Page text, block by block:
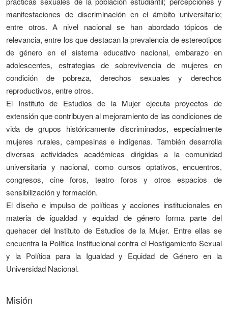
manifestaciones de discriminación en el ámbito universitario;
entre otros. A nivel nacional se han abordado tópicos de
relevancia, entre los que destacan la prevalencia de estereotipos
de género en el sistema educativo nacional, embarazo en
adolescentes, estrategias de sobrevivencia de mujeres en
condición de pobreza, derechos sexuales y derechos
reproductivos, entre otros.
El Instituto de Estudios de la Mujer ejecuta proyectos de
extensión que contribuyen al mejoramiento de las condiciones de
vida de grupos históricamente discriminados, especialmente
mujeres rurales, campesinas e indígenas. También desarrolla
diversas actividades académicas dirigidas a la comunidad
universitaria y nacional, como cursos optativos, encuentros,
congresos, cine foros, teatro foros y otros espacios de
sensibilización y formación.
El diseño e impulso de políticas y acciones institucionales en
materia de igualdad y equidad de género forma parte del
quehacer del Instituto de Estudios de la Mujer. Entre ellas se
encuentra la Política Institucional contra el Hostigamiento Sexual
y la Política para la Igualdad y Equidad de Género en la
Universidad Nacional.
Misión